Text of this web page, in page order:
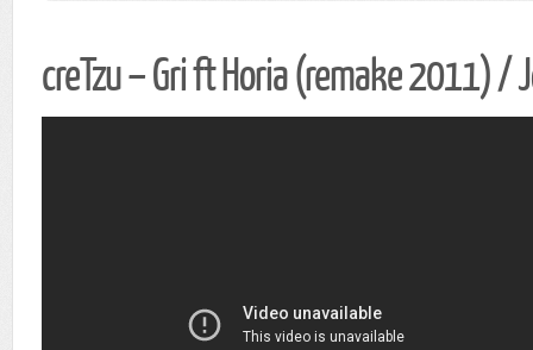
creTzu – Gri ft Horia (remake 2011) /